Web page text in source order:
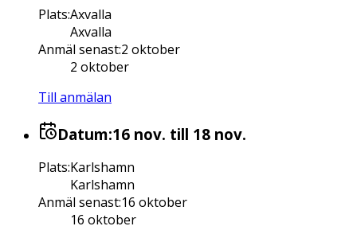
Plats:Axvalla
Axvalla
Anmäl senast:2 oktober
2 oktober
Till anmälan
Datum:16 nov. till 18 nov.
Plats:Karlshamn
Karlshamn
Anmäl senast:16 oktober
16 oktober